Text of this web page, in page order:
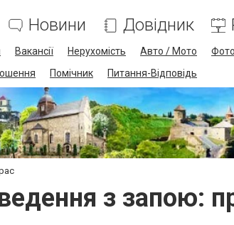
Новини Довідник
Вакансії Нерухомість Авто / Мото
Помічник Питання-Відповідь
з запою: